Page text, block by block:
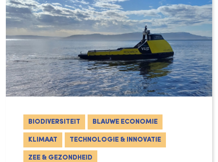
BIODIVERSITEIT BLAUWE ECONOMIE
KLIMAAT TECHNOLOGIE & INNOVATIE
ZEE & GEZONDHEID